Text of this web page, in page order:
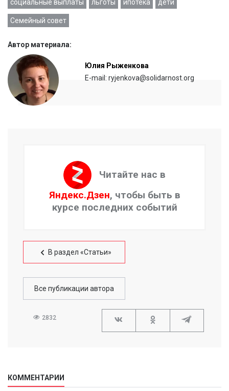
социальные выплаты льготы ипотека дети
Семейный совет
Автор материала:
Юлия Рыженкова
E-mail: ryjenkova@solidarnost.org
Читайте нас в
Яндекс.Дзен, чтобы быть в
курсе последних событий
В раздел «Статьи»
Все публикации автора
2832
КОММЕНТАРИИ